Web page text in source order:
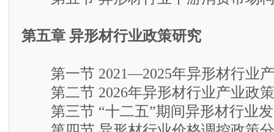
第五节 异形材行业下游消费市场
第五章 异形材行业政策研究
第一节 2021—2025年异形材行业产
第二节 2026年异形材行业产业政
第三节 “十二五”期间异形材行业发